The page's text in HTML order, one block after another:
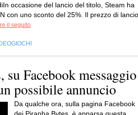
occasione del lancio del titolo, Steam ha
con uno sconto del 25%. Il prezzo di
il seguito
su Facebook messaggio
possibile annuncio
Da qualche ora, sulla pagina Facebook